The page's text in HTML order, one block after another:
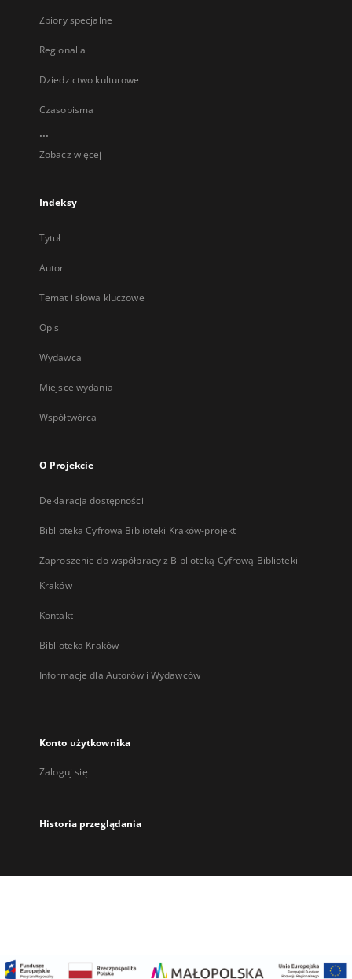
Zbiory specjalne
Regionalia
Dziedzictwo kulturowe
Czasopisma
...
Zobacz więcej
Indeksy
Tytuł
Autor
Temat i słowa kluczowe
Opis
Wydawca
Miejsce wydania
Współtwórca
O Projekcie
Deklaracja dostępności
Biblioteka Cyfrowa Biblioteki Kraków-projekt
Zaproszenie do współpracy z Biblioteką Cyfrową Biblioteki
Kraków
Kontakt
Biblioteka Kraków
Informacje dla Autorów i Wydawców
Konto użytkownika
Zaloguj się
Historia przeglądania